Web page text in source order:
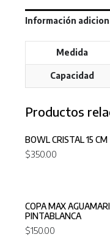
Información
Medida
Capacidad
Productos
BOWL CRISTAL 15 CM
$350.00
COPA MAX
PINTABLANCA
$150.00